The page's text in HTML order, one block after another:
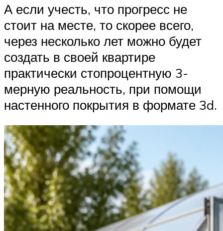
А если учесть, что прогресс не
стоит на месте, то скорее всего,
через несколько лет можно будет
создать в своей квартире
практически стопроцентную 3-
мерную реальность, при помощи
настенного покрытия в формате 3d.